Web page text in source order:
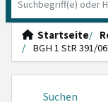
Startseite
BGH 1 StR 391/
Suchen